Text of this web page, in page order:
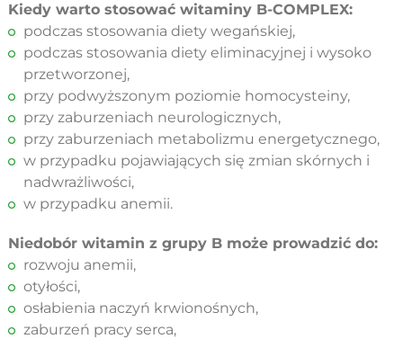
Kiedy warto stosować witaminy B-COMPLEX:
podczas stosowania diety wegańskiej,
podczas stosowania diety eliminacyjnej i wysoko
przetworzonej,
przy podwyższonym poziomie homocysteiny,
przy zaburzeniach neurologicznych,
przy zaburzeniach metabolizmu energetycznego,
w przypadku pojawiających się zmian skórnych i
nadwrażliwości,
w przypadku anemii.
Niedobór witamin z grupy B może prowadzić do:
rozwoju anemii,
otyłości,
osłabienia naczyń krwionośnych,
zaburzeń pracy serca,